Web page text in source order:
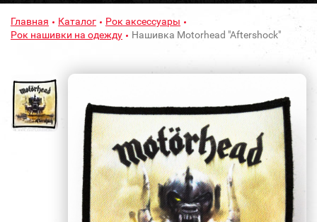
Главная Каталог
Рок аксессуары
Рок нашивки на одежду
Нашивка Motorhead "Aftershock"